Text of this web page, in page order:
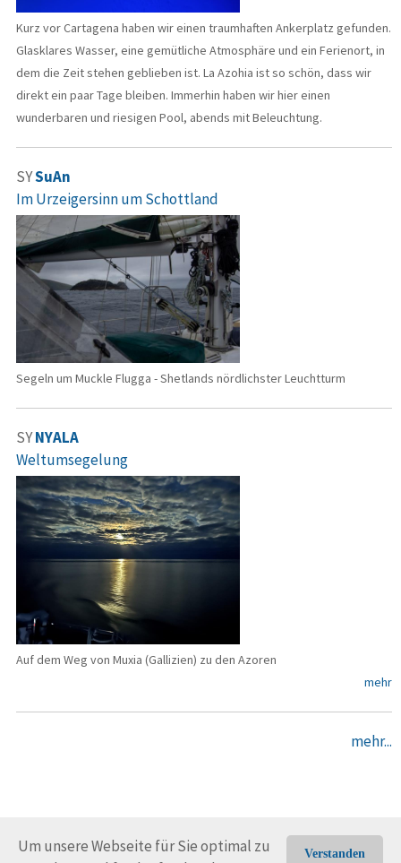
Verstanden
Um unsere Webseite für Sie optimal zu
Kurz vor Cartagena haben wir einen traumhaften Ankerplatz gefunden.
Glasklares Wasser, eine gemütliche Atmosphäre und ein Ferienort, in
dem die Zeit stehen geblieben ist. La Azohia ist so schön, dass wir
direkt ein paar Tage bleiben. Immerhin haben wir hier einen
wunderbaren und riesigen Pool, abends mit Beleuchtung.
SYSuAn
Im Urzeigersinn um Schottland
Segeln um Muckle Flugga - Shetlands nördlichster Leuchtturm
SYNYALA
Weltumsegelung
Auf dem Weg von Muxia (Gallizien) zu den Azoren
mehr
mehr...